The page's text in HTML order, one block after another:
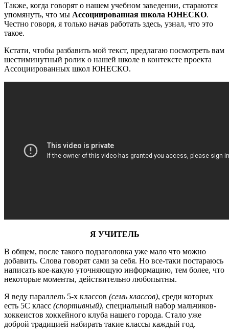
Также, когда говорят о нашем учебном заведении, стараются
упомянуть, что мы Ассоциированная школа ЮНЕСКО.
Честно говоря, я только начав работать здесь, узнал, что это
такое.
Кстати, чтобы разбавить мой текст, предлагаю посмотреть вам
шестиминутный ролик о нашей школе в контексте проекта
Ассоциированных школ ЮНЕСКО.
Я УЧИТЕЛЬ
В общем, после такого подзаголовка уже мало что можно
добавить. Слова говорят сами за себя. Но все-таки постараюсь
написать кое-какую уточняющую информацию, тем более, что
некоторые моменты, действительно любопытны.
Я веду параллель 5-х классов (семь классов), среди которых
есть 5С класс (спортивный), специальный набор мальчиков-
хоккеистов хоккейного клуба нашего города. Стало уже
доброй традицией набирать такие классы каждый год.